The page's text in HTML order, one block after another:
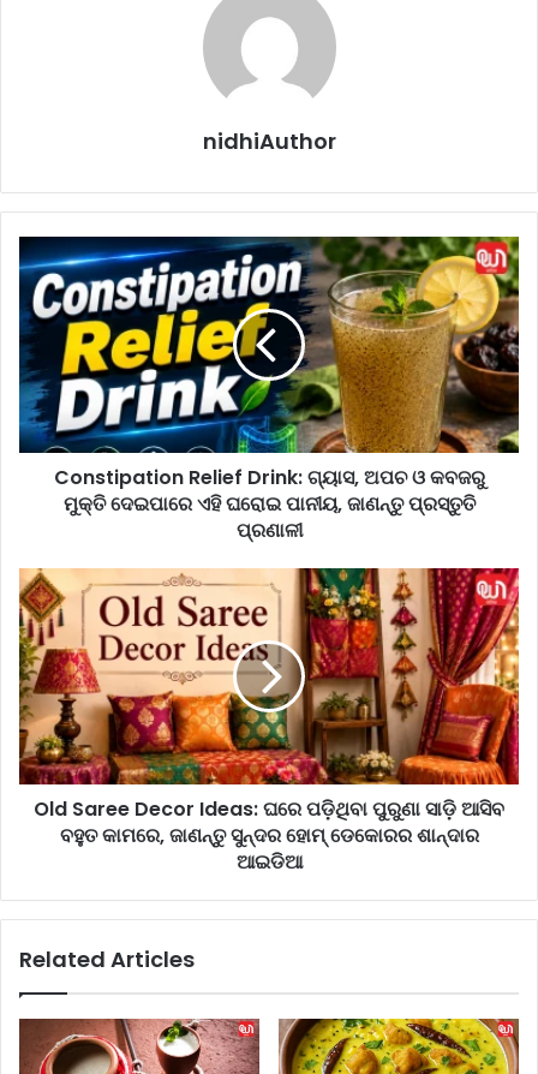
nidhiAuthor
C
o
s
t
a
t
l
i
e
f
D
r
i
n
,
ପ
Constipation Relief Drink: ଗ୍ୟାସ, ଅପଚ ଓ କବଜରୁ
ମୁକ୍ତି ଦେଇପାରେ ଏହି ଘରୋଇ ପାନୀୟ, ଜାଣନ୍ତୁ ପ୍ରସ୍ତୁତି
ପ୍ରଣାଳୀ
O
l
d
S
a
r
e
e
D
e
Old Saree Decor Ideas: ଘରେ ପଡ଼ିଥିବା ପୁରୁଣା ସାଡ଼ି ଆସିବ
ବହୁତ କାମରେ, ଜାଣନ୍ତୁ ସୁନ୍ଦର ହୋମ୍ ଡେକୋରର ଶାନ୍ଦାର
ଆଇଡିଆ
Related Articles